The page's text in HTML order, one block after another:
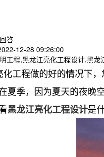
答
12-28 09:26:00
工程,黑龙江亮化工程设计,黑龙
工程做的好的情况下
夏季，因为夏天的夜
黑龙江亮化工程设计是